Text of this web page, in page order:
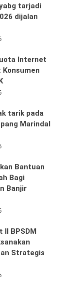
tarjadi
dijalan
Internet
Konsumen
tarik pada
Marindal
Bantuan
Bagi
Banjir
II BPSDM
Strategis